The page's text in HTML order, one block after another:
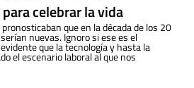
celebrar la vida
que en la década de los 20
nuevas. Ignoro si ese es el
que la tecnología y hasta la
el escenario laboral al que nos